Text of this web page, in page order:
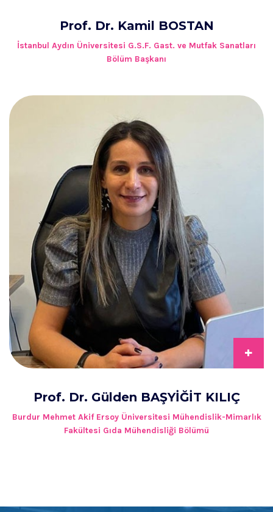
Prof. Dr. Kamil BOSTAN
İstanbul Aydın Üniversitesi G.S.F. Gast. ve Mutfak Sanatları
Bölüm Başkanı
+
Prof. Dr. Gülden BAŞYİĞİT KILIÇ
Burdur Mehmet Akif Ersoy Üniversitesi Mühendislik-Mimarlık
Fakültesi Gıda Mühendisliği Bölümü